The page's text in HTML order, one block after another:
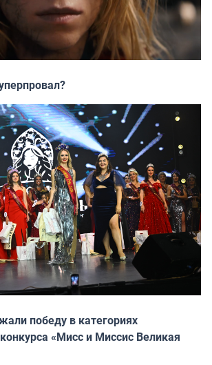
победу в категориях
«Мисс и Миссис Великая